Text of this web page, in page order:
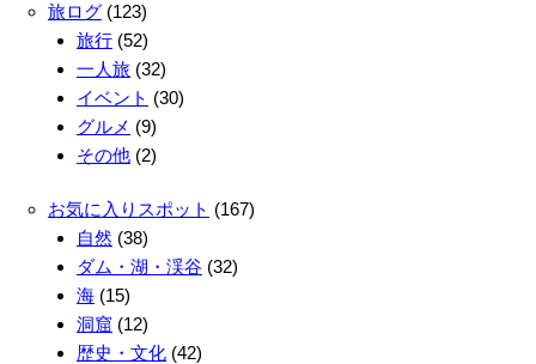
旅ログ (123)
旅行 (52)
一人旅 (32)
イベント (30)
グルメ (9)
その他 (2)
お気に入りスポット (167)
自然 (38)
ダム・湖・渓谷 (32)
海 (15)
洞窟 (12)
歴史・文化 (42)